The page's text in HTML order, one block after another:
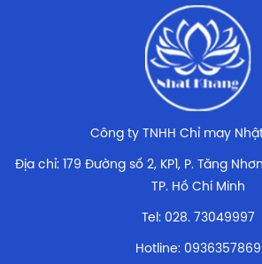
Công ty TNHH Chỉ may
Địa chỉ: 179 Đường số 2, KP1, P. Tăng
TP. Hồ Chí Minh
Tel: 028. 73049997
Hotline: 0936357869